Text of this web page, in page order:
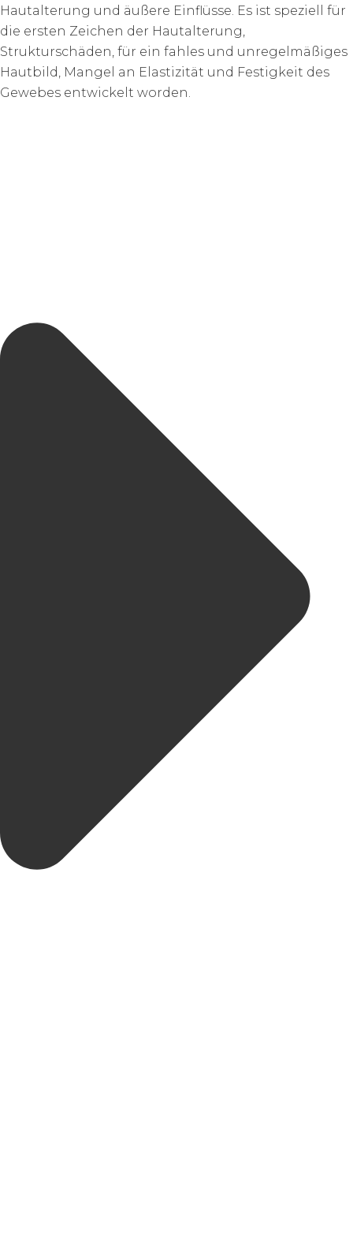
Hautalterung und äußere Einflüsse. Es ist speziell für
die ersten Zeichen der Hautalterung,
Strukturschäden, für ein fahles und unregelmäßiges
Hautbild, Mangel an Elastizität und Festigkeit des
Gewebes entwickelt worden.